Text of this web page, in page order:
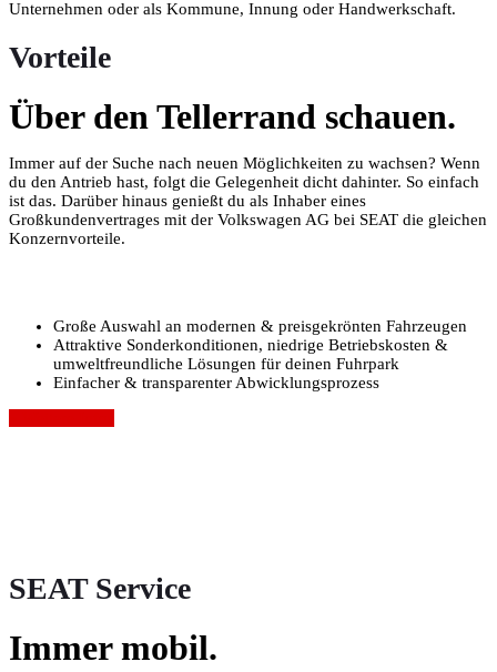
Unternehmen oder als Kommune, Innung oder Handwerkschaft.
Vorteile
Über den Tellerrand schauen.
Immer auf der Suche nach neuen Möglichkeiten zu wachsen? Wenn
du den Antrieb hast, folgt die Gelegenheit dicht dahinter. So einfach
ist das. Darüber hinaus genießt du als Inhaber eines
Großkundenvertrages mit der Volkswagen AG bei SEAT die gleichen
Konzernvorteile.
Große Auswahl an modernen & preisgekrönten Fahrzeugen
Attraktive Sonderkonditionen, niedrige Betriebskosten &
umweltfreundliche Lösungen für deinen Fuhrpark
Einfacher & transparenter Abwicklungsprozess
SEAT Service
Immer mobil.